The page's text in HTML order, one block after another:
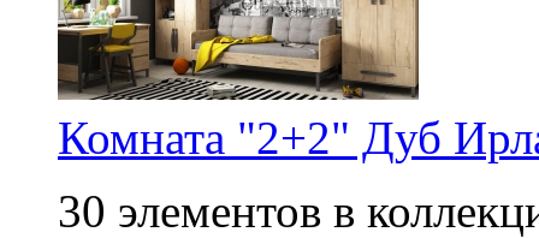
Комната "2+2" Дуб
30 элементов в